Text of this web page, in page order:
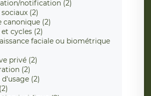
notification (2)
(2)
canonique (2)
cycles (2)
faciale ou biométrique
privé (2)
(2)
d'usage (2)